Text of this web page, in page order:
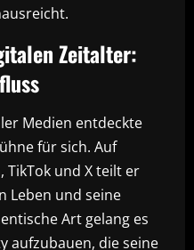
Zeitalter:
Medien entdeckte
für sich. Auf
und X teilt er
Leben und seine
Art gelang es
aufzubauen, die seine